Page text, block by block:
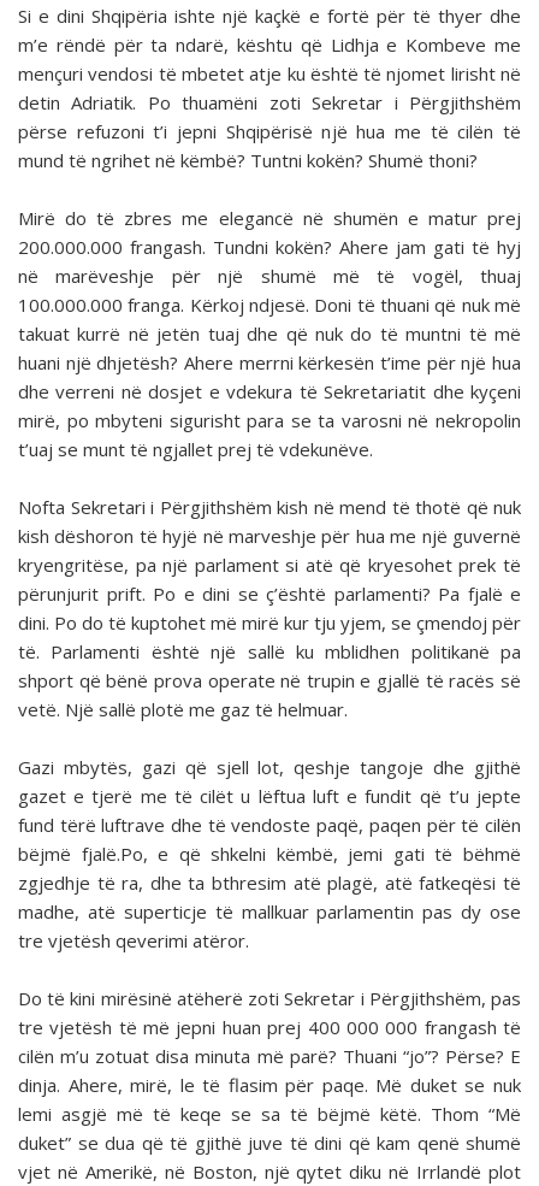
Si e dini Shqipëria ishte një kaçkë e fortë për të thyer dhe
m’e rëndë për ta ndarë, kështu që Lidhja e Kombeve me
mençuri vendosi të mbetet atje ku është të njomet lirisht në
detin Adriatik. Po thuamëni zoti Sekretar i Përgjithshëm
përse refuzoni t’i jepni Shqipërisë një hua me të cilën të
mund të ngrihet në këmbë? Tuntni kokën? Shumë thoni?
Mirë do të zbres me elegancë në shumën e matur prej
200.000.000 frangash. Tundni kokën? Ahere jam gati të hyj
në marëveshje për një shumë më të vogël, thuaj
100.000.000 franga. Kërkoj ndjesë. Doni të thuani që nuk më
takuat kurrë në jetën tuaj dhe që nuk do të muntni të më
huani një dhjetësh? Ahere merrni kërkesën t’ime për një hua
dhe verreni në dosjet e vdekura të Sekretariatit dhe kyçeni
mirë, po mbyteni sigurisht para se ta varosni në nekropolin
t’uaj se munt të ngjallet prej të vdekunëve.
Nofta Sekretari i Përgjithshëm kish në mend të thotë që nuk
kish dëshoron të hyjë në marveshje për hua me një guvernë
kryengritëse, pa një parlament si atë që kryesohet prek të
përunjurit prift. Po e dini se ç’është parlamenti? Pa fjalë e
dini. Po do të kuptohet më mirë kur tju yjem, se çmendoj për
të. Parlamenti është një sallë ku mblidhen politikanë pa
shport që bënë prova operate në trupin e gjallë të racës së
vetë. Një sallë plotë me gaz të helmuar.
Gazi mbytës, gazi që sjell lot, qeshje tangoje dhe gjithë
gazet e tjerë me të cilët u lëftua luft e fundit që t’u jepte
fund tërë luftrave dhe të vendoste paqë, paqen për të cilën
bëjmë fjalë.Po, e që shkelni këmbë, jemi gati të bëhmë
zgjedhje të ra, dhe ta bthresim atë plagë, atë fatkeqësi të
madhe, atë superticje të mallkuar parlamentin pas dy ose
tre vjetësh qeverimi atëror.
Do të kini mirësinë atëherë zoti Sekretar i Përgjithshëm, pas
tre vjetësh të më jepni huan prej 400 000 000 frangash të
cilën m’u zotuat disa minuta më parë? Thuani “jo”? Përse? E
dinja. Ahere, mirë, le të flasim për paqe. Më duket se nuk
lemi asgjë më të keqe se sa të bëjmë këtë. Thom “Më
duket” se dua që të gjithë juve të dini që kam qenë shumë
vjet në Amerikë, në Boston, një qytet diku në Irrlandë plot